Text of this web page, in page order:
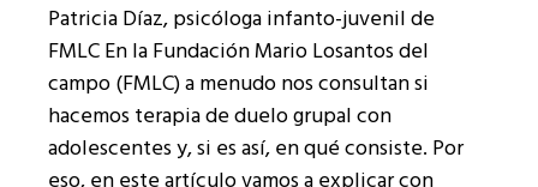
Patricia Díaz, psicóloga infanto-juvenil de
FMLC En la Fundación Mario Losantos del
campo (FMLC) a menudo nos consultan si
hacemos terapia de duelo grupal con
adolescentes y, si es así, en qué consiste. Por